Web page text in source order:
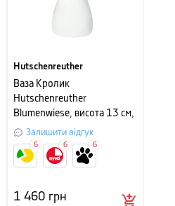
Hutschenreuther
Ваза Кролик
Hutschenreuther
Blumenwiese, висота 13 см,
білий з малюнком
Залишити відгук
1 460 грн
6 6 6